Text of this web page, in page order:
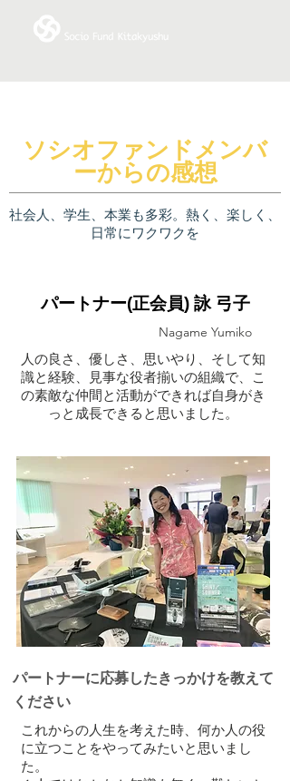
ソシオファンドメンバ
ーからの感想
社会人、学生、本業も多彩。熱く、楽しく、
日常にワクワクを
パートナー(正会員) 詠 弓子
Nagame Yumiko
人の良さ、優しさ、思いやり、そして知
識と経験、見事な役者揃いの組織で、こ
の素敵な仲間と活動ができれば自身がき
っと成長できると思いました。
パートナーに応募したきっかけを教えて
ください
これからの人生を考えた時、何か人の役
に立つことをやってみたいと思いまし
た。